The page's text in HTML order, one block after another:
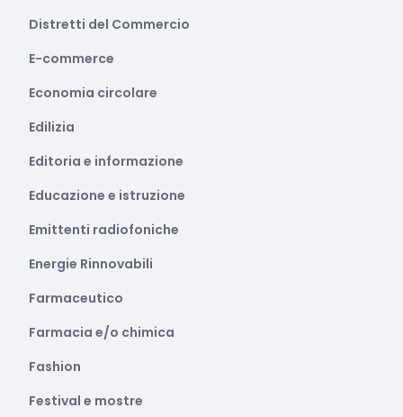
Distretti del Commercio
E-commerce
Economia circolare
Edilizia
Editoria e informazione
Educazione e istruzione
Emittenti radiofoniche
Energie Rinnovabili
Farmaceutico
Farmacia e/o chimica
Fashion
Festival e mostre